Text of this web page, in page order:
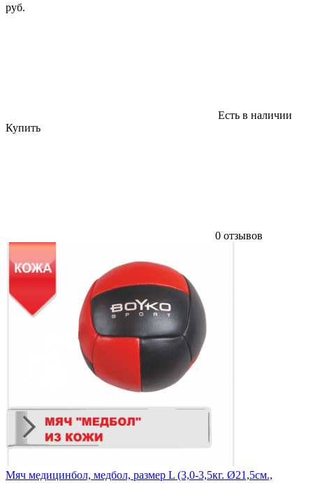
руб.
Есть в наличии
Купить
0 отзывов
Мяч медицинбол, медбол, размер L (3,0-3,5кг. Ø21,5см.,